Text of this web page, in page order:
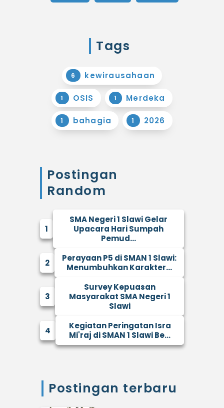
Tags
6 kewirausahaan
1 OSIS 1 Merdeka
1 bahagia 1 2026
Postingan
Random
1
SMA Negeri 1 Slawi Gelar
Upacara Hari Sumpah
Pemud...
2
Perayaan P5 di SMAN 1 Slawi:
Menumbuhkan Karakter...
3
Survey Kepuasan
Masyarakat SMA Negeri 1
Slawi
4
Kegiatan Peringatan Isra
Mi'raj di SMAN 1 Slawi Be...
Postingan terbaru